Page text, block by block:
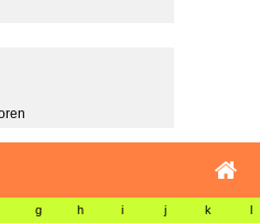
g h i j k l